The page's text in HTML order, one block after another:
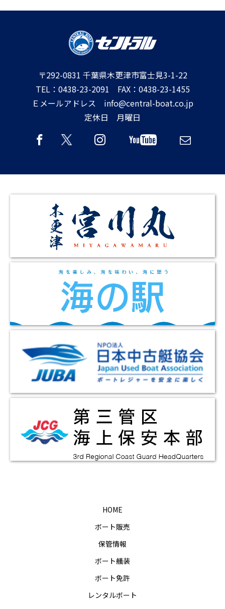
〒292-0831 千葉県木更津市富士見3-1-22
TEL：0438-23-2091 FAX：0438-23-1455
Ｅメールアドレス info@central-boat.co.jp
定休日 月曜日
HOME
ボート販売
保管情報
ボート艤装
ボート免許
レンタルボート